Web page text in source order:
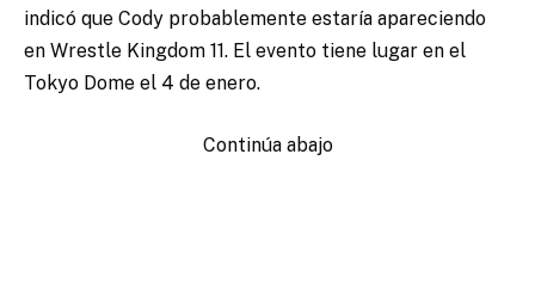
indicó que Cody probablemente estaría apareciendo
en Wrestle Kingdom 11. El evento tiene lugar en el
Tokyo Dome el 4 de enero.
Continúa abajo